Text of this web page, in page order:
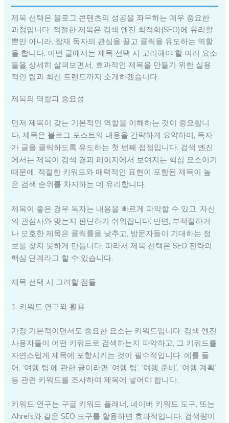
제목 선택은 블로그 콘텐츠의 성공을 좌우하는 매우 중요한
과정입니다. 적절한 제목은 검색 엔진 최적화(SEO)에 유리할
뿐만 아니라, 잠재 독자의 관심을 끌고 클릭을 유도하는 역할
을 합니다. 이번 글에서는 제목 선택 시 고려해야 할 여러 요소
들을 상세히 살펴보면서, 효과적인 제목을 만들기 위한 실용
적인 팁과 최신 트렌드까지 소개하겠습니다.
제목의 역할과 중요성
먼저 제목이 갖는 기본적인 역할을 이해하는 것이 중요합니
다. 제목은 블로그 포스트의 내용을 간략하게 요약하며, 독자
가 글을 클릭하도록 유도하는 첫 번째 접점입니다. 검색 엔진
에서는 제목이 검색 결과 페이지에서 보여지는 핵심 요소이기
때문에, 적절한 키워드와 매력적인 표현이 포함된 제목이 높
은 검색 순위를 차지하는 데 유리합니다.
제목이 좋은 경우 독자는 내용을 빠르게 파악할 수 있고, 자신
의 관심사와 맞는지 판단하기 쉬워집니다. 반면, 부적절하거
나 모호한 제목은 클릭률을 낮추고, 방문자들이 기대하는 정
보를 찾지 못하게 만듭니다. 따라서 제목 선택은 SEO 전략의
핵심 단계라고 할 수 있습니다.
제목 선택 시 고려할 점들
1. 키워드 연구와 활용
가장 기본적이면서도 중요한 요소는 키워드입니다. 검색 엔진
사용자들이 어떤 키워드로 검색하는지 파악하고, 그 키워드를
자연스럽게 제목에 포함시키는 것이 필수적입니다. 예를 들
어, ‘여행 팁’에 관한 글이라면 ‘여행 팁’, ‘여행 준비’, ‘여행 계획’
등 관련 키워드를 조사하여 제목에 넣어야 합니다.
키워드 연구는 구글 키워드 플래너, 네이버 키워드 도구, 또는
Ahrefs와 같은 SEO 도구를 활용하면 효과적입니다. 검색량이